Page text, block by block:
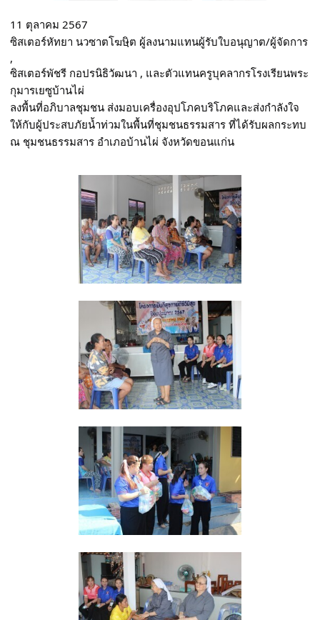
11 ตุลาคม 2567
ซิสเตอร์หัทยา นวซาตโฆษฺิต ผู้ลงนามแทนผู้รับใบอนุญาต/ผู้จัดการ
,
ซิสเตอร์พัชรี กอปรนิธิวัฒนา , และตัวแทนครูบุคลากรโรงเรียนพระ
กุมารเยซูบ้านไผ่
ลงพื้นที่อภิบาลชุมชน ส่งมอบเครื่องอุปโภคบริโภคและส่งกำลังใจ
ให้กับผู้ประสบภัยน้ำท่วมในพื้นที่ชุมชนธรรมสาร ที่ได้รับผลกระทบ
ณ ชุมชนธรรมสาร อำเภอบ้านไผ่ จังหวัดขอนแก่น